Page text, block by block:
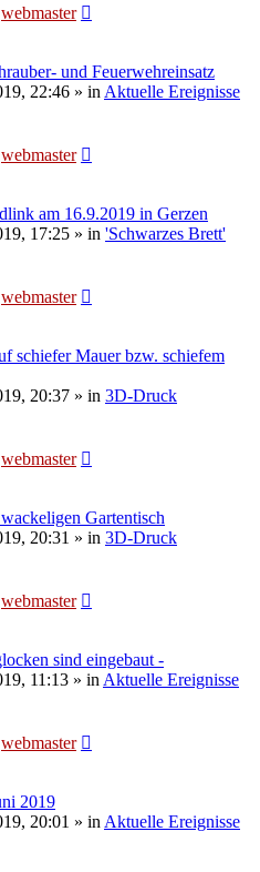
webmaster
und Feuerwehreinsatz
22:46 » in Aktuelle Ereignisse
webmaster
am 16.9.2019 in Gerzen
17:25 » in 'Schwarzes Brett'
webmaster
schiefer Mauer bzw. schiefem
20:37 » in 3D-Druck
webmaster
Gartentisch
20:31 » in 3D-Druck
webmaster
sind eingebaut -
11:13 » in Aktuelle Ereignisse
webmaster
2019
20:01 » in Aktuelle Ereignisse